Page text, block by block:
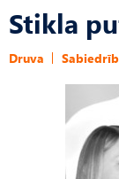
Stikla
Druva